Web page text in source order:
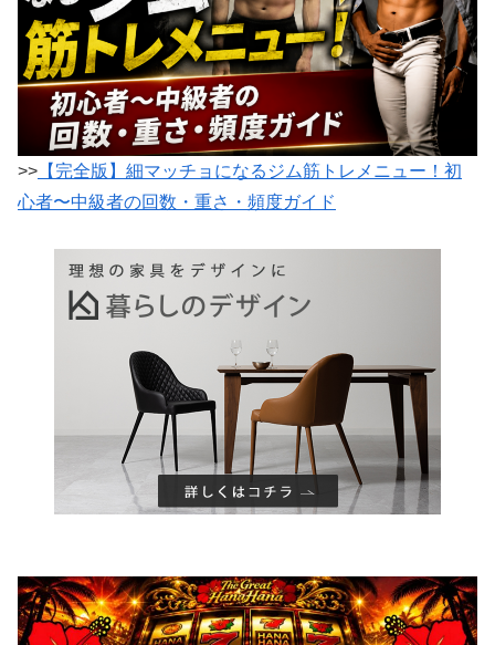
>> 【完全版】細マッチョになるジム筋トレメニュー！初
心者〜中級者の回数・重さ・頻度ガイド